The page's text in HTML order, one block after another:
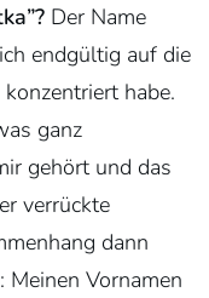
Der Name
endgültig auf die
habe.
ganz
gehört und das
verrückte
dann
Vornamen